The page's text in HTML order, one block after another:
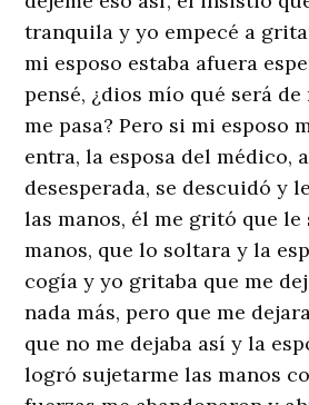
tranquila y yo empecé a
mi esposo estaba afuera
pensé, ¿dios mío qué será
me pasa? Pero si mi esposo
entra, la esposa del médico,
desesperada, se descuidó y
las manos, él me gritó que le
manos, que lo soltara y la
cogía y yo gritaba que me
nada más, pero que me
que no me dejaba así y la
logró sujetarme las manos